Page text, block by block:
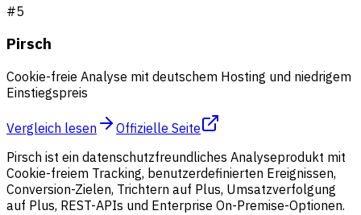
#5
Pirsch
Cookie-freie Analyse mit deutschem Hosting und niedrigem
Einstiegspreis
Vergleich lesen
Offizielle Seite
Pirsch ist ein datenschutzfreundliches Analyseprodukt mit
Cookie-freiem Tracking, benutzerdefinierten Ereignissen,
Conversion-Zielen, Trichtern auf Plus, Umsatzverfolgung
auf Plus, REST-APIs und Enterprise On-Premise-Optionen.